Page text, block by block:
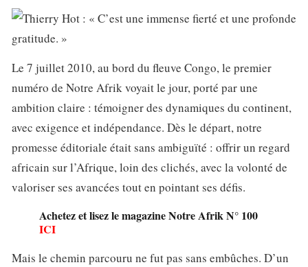
Le 7 juillet 2010, au bord du fleuve Congo, le premier
numéro de Notre Afrik voyait le jour, porté par une
ambition claire : témoigner des dynamiques du continent,
avec exigence et indépendance. Dès le départ, notre
promesse éditoriale était sans ambiguïté : offrir un regard
africain sur l’Afrique, loin des clichés, avec la volonté de
valoriser ses avancées tout en pointant ses défis.
Achetez et lisez le magazine Notre Afrik N° 100
ICI
Mais le chemin parcouru ne fut pas sans embûches. D’un